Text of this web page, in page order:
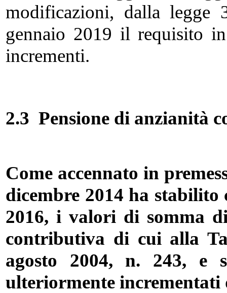
modificazioni, dalla
gennaio 2019 il requisito
incrementi.
2.3 Pensione di anzianità
Come accennato in
dicembre 2014 ha stabilito
2016, i valori di somma
contributiva di cui alla
agosto 2004, n. 243, e
ulteriormente incrementati